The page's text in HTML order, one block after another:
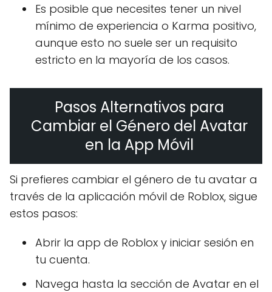
Es posible que necesites tener un nivel
mínimo de experiencia o Karma positivo,
aunque esto no suele ser un requisito
estricto en la mayoría de los casos.
Pasos Alternativos para
Cambiar el Género del Avatar
en la App Móvil
Si prefieres cambiar el género de tu avatar a
través de la aplicación móvil de Roblox, sigue
estos pasos:
Abrir la app de Roblox y iniciar sesión en
tu cuenta.
Navega hasta la sección de Avatar en el